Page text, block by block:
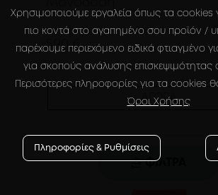
ΦΙΛΤΡΑ
5.90 €
ΑΓΟΡΑ
Χρησιμοποιούμε εργαλεία όπως τα cookies
πιο κοντά στο αγαπημένο σου προϊόν /
παρέχουμε περιεχόμενο ειδικά φτιαγμένο
για σκοπούς ανάλυσης επισκεψιμότητας
Περισότερες πληροφορίες για τα cookies
Όροι Χρήσης
Πληροφορίες & Ρυθμίσεις